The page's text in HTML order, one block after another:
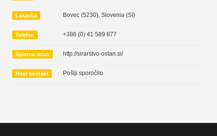
Lokacija Bovec (5230), Slovenia (SI)
Telefon +386 (0) 41 589 877
Spletna stran http://sirarstvo-ostan.si/
Hiter kontakt Pošlji sporočilo